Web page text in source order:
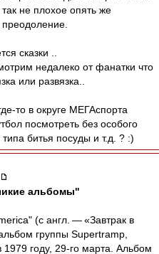
не плохое опять же
сказки ..
недалеко от фанатки что
или развязка..
то в округе МЕГАспорта
посмотреть без особого
битья посуды и т.д. ? :)
альбомы"
(с англ. — «Завтрак в
группы Supertramp,
году, 29-го марта. Альбом